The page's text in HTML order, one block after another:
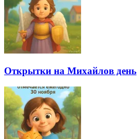
Открытки на Михайлов день